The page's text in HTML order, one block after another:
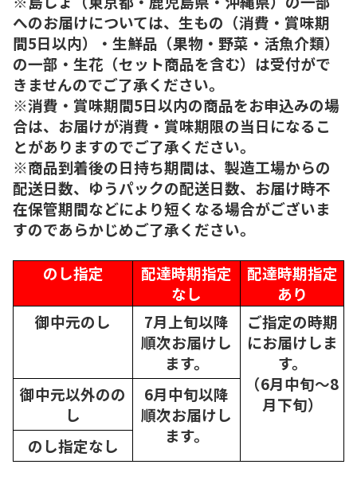
へのお届けについては、生もの（消費・賞味期
間5日以内）・生鮮品（果物・野菜・活魚介類）
の一部・生花（セット商品を含む）は受付がで
きませんのでご了承ください。
※消費・賞味期間5日以内の商品をお申込みの場
合は、お届けが消費・賞味期限の当日になるこ
とがありますのでご了承ください。
※商品到着後の日持ち期間は、製造工場からの
配送日数、ゆうパックの配送日数、お届け時不
在保管期間などにより短くなる場合がございま
すのであらかじめご了承ください。
のし指定
配達時期指定
なし
配達時期指定
あり
御中元のし
7月上旬以降
順次お届けし
ます。
ご指定の時期
にお届けしま
す。
（6月中旬～8
月下旬）
御中元以外のの
し
6月中旬以降
順次お届けし
ます。
のし指定なし